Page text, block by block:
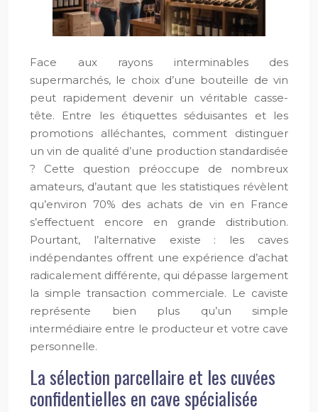
Face aux rayons interminables des
supermarchés, le choix d’une bouteille de vin
peut rapidement devenir un véritable casse-
tête. Entre les étiquettes séduisantes et les
promotions alléchantes, comment distinguer
un vin de qualité d’une production standardisée
? Cette question préoccupe de nombreux
amateurs, d’autant que les statistiques révèlent
qu’environ 70% des achats de vin en France
s’effectuent encore en grande distribution.
Pourtant, l’alternative existe : les caves
indépendantes offrent une expérience d’achat
radicalement différente, qui dépasse largement
la simple transaction commerciale. Le caviste
représente bien plus qu’un simple
intermédiaire entre le producteur et votre cave
personnelle.
La sélection parcellaire et les cuvées
confidentielles en cave spécialisée